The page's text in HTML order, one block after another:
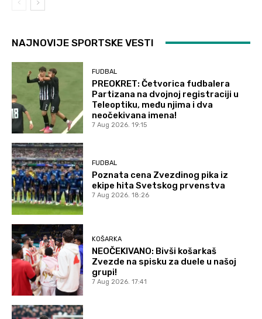
NAJNOVIJE SPORTSKE VESTI
FUDBAL
PREOKRET: Četvorica fudbalera
Partizana na dvojnoj registraciji u
Teleoptiku, među njima i dva
neočekivana imena!
7 Aug 2026. 19:15
FUDBAL
Poznata cena Zvezdinog pika iz
ekipe hita Svetskog prvenstva
7 Aug 2026. 18:26
KOŠARKA
NEOČEKIVANO: Bivši košarkaš
Zvezde na spisku za duele u našoj
grupi!
7 Aug 2026. 17:41